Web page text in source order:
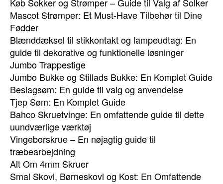
Mascot Strømper: Et Must-Have Tilbehør til Dine
Fødder
Blænddæksel til stikkontakt og lampeudtag: En
guide til dekorative og funktionelle løsninger
Jumbo Trappestige
Jumbo Bukke og Stillads Bukke: En Komplet Guide
Beslagsøm: En guide til valg og anvendelse
Tjep Søm: En Komplet Guide
Bahco Skruetvinge: En omfattende guide til dette
uundværlige værktøj
Vingeborskrue – En nøjagtig guide til
træbearbejdning
Alt Om 4mm Skruer
Smal Skovl, Børneskovl og Kost: En Omfattende